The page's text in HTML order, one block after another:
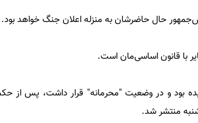
حال حاضرشان به منزله اعلان جنگ خواهد بود.
با قانون اساسی‌مان است.
بود و در وضعیت "محرمانه" قرار داشت، پس از حکم
منتشر شد.